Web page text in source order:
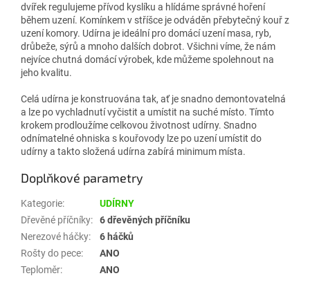
dvířek regulujeme přívod kyslíku a hlídáme správné hoření
během uzení. Komínkem v stříšce je odváděn přebytečný kouř z
uzení komory. Udírna je ideální pro domácí uzení masa, ryb,
drůbeže, sýrů a mnoho dalších dobrot. Všichni víme, že nám
nejvíce chutná domácí výrobek, kde můžeme spolehnout na
jeho kvalitu.
Celá udírna je konstruována tak, ať je snadno demontovatelná
a lze po vychladnutí vyčistit a umístit na suché místo. Tímto
krokem prodloužíme celkovou životnost udírny. Snadno
odnímatelné ohniska s kouřovody lze po uzení umístit do
udírny a takto složená udírna zabírá minimum místa.
Doplňkové parametry
Kategorie:
UDÍRNY
Dřevěné příčníky:
6 dřevěných příčníku
Nerezové háčky:
6 háčků
Rošty do pece:
ANO
Teploměr: ANO